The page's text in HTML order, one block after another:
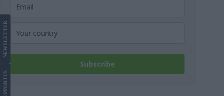
Subscribe
SUPPORT
US
NEWS
LETTER